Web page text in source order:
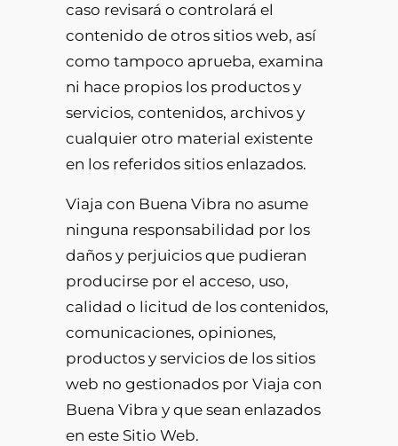
caso revisará o controlará el
contenido de otros sitios web, así
como tampoco aprueba, examina
ni hace propios los productos y
servicios, contenidos, archivos y
cualquier otro material existente
en los referidos sitios enlazados.
Viaja con Buena Vibra no asume
ninguna responsabilidad por los
daños y perjuicios que pudieran
producirse por el acceso, uso,
calidad o licitud de los contenidos,
comunicaciones, opiniones,
productos y servicios de los sitios
web no gestionados por Viaja con
Buena Vibra y que sean enlazados
en este Sitio Web.